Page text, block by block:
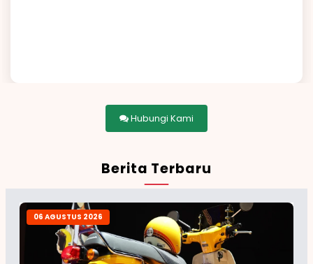
Hubungi Kami
Berita Terbaru
06 AGUSTUS 2026